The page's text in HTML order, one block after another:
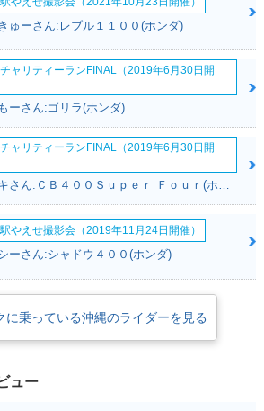
ゅーさん:レブル１１００(ホンダ)
ャリティーランFINAL（2019年6月30日開
ーさん:ゴリラ(ホンダ)
ャリティーランFINAL（2019年6月30日開
ミサキさん:ＣＢ４００Ｓｕｐｅｒ Ｆｏｕｒ(ホンダ)
やえせ撮影会（2019年11月24日開催）
ーさん:シャドウ４００(ホンダ)
に乗っている沖縄のライダーを見る
ュー